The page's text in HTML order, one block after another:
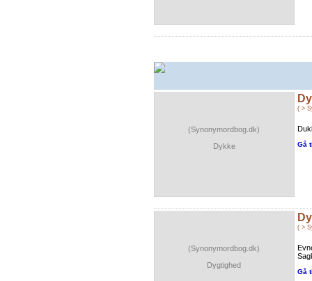
(Synonymordbog.dk)
Dykke
( >
Gå
(Synonymordbog.dk)
Dygtighed
( >
Gå